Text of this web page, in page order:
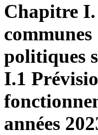
Chapitre I.
politiques
I.1
années